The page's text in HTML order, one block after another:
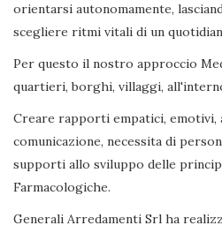
orientarsi autonomamente,
scegliere ritmi vitali di un
Per questo il nostro approccio
quartieri, borghi, villaggi,
Creare rapporti empatici, emotivi,
comunicazione, necessita di
supporti allo sviluppo delle
Farmacologiche.
Generali Arredamenti Srl ha